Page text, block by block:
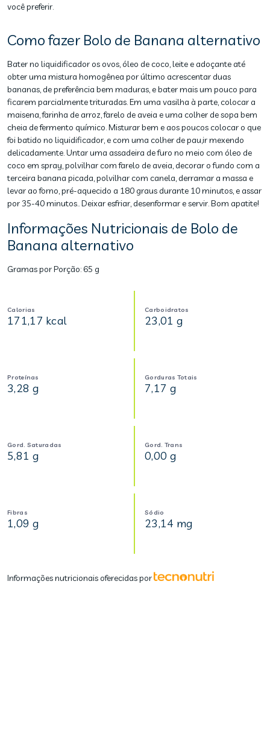
você preferir.
Como fazer Bolo de Banana alternativo
Bater no liquidificador os ovos, óleo de coco, leite e adoçante até
obter uma mistura homogênea por último acrescentar duas
bananas, de preferência bem maduras, e bater mais um pouco para
ficarem parcialmente trituradas. Em uma vasilha à parte, colocar a
maisena, farinha de arroz, farelo de aveia e uma colher de sopa bem
cheia de fermento químico. Misturar bem e aos poucos colocar o que
foi batido no liquidificador, e com uma colher de pau,ir mexendo
delicadamente. Untar uma assadeira de furo no meio com óleo de
coco em spray, polvilhar com farelo de aveia, decorar o fundo com a
terceira banana picada, polvilhar com canela, derramar a massa e
levar ao forno, pré-aquecido a 180 graus durante 10 minutos, e assar
por 35-40 minutos.. Deixar esfriar, desenformar e servir. Bom apatite!
Informações Nutricionais de Bolo de
Banana alternativo
Gramas por Porção:65 g
Calorias
171,17 kcal
Carboidratos
23,01 g
Proteínas
3,28 g
Gorduras Totais
7,17 g
Gord. Saturadas
5,81 g
Gord. Trans
0,00 g
Fibras
1,09 g
Sódio
23,14 mg
Informações nutricionais oferecidas por